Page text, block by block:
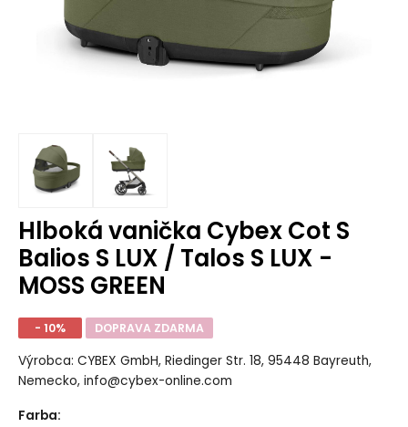
Hlboká vanička Cybex Cot S
Balios S LUX / Talos S LUX -
MOSS GREEN
- 10% DOPRAVA ZDARMA
Výrobca: CYBEX GmbH, Riedinger Str. 18, 95448 Bayreuth,
Nemecko, info@cybex-online.com
Farba: